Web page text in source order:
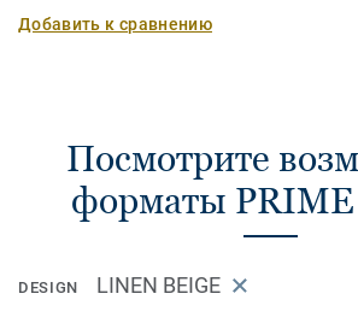
Добавить к сравнению
Посмотрите
форматы
DESIGN LINEN BEIGE